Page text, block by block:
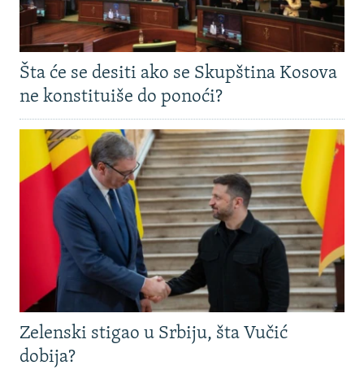
Šta će se desiti ako se Skupština Kosova
ne konstituiše do ponoći?
Zelenski stigao u Srbiju, šta Vučić
dobija?